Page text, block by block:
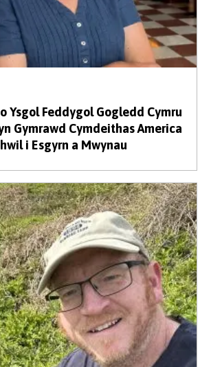
Ysgol Feddygol Gogledd Cymru
Gymrawd Cymdeithas America
i Esgyrn a Mwynau